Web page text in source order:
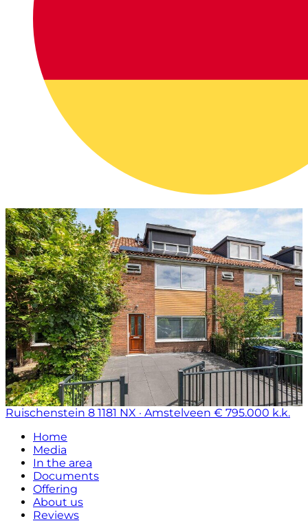
Ruischenstein 8 1181 NX · Amstelveen € 795.000 k.k.
Home
Media
In the area
Documents
Offering
About us
Reviews